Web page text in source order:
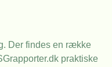
Der findes en række
praktiske